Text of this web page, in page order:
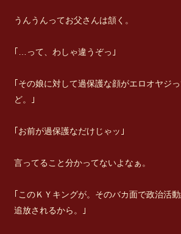
うんうんってお父さんは頷く。
｢…って、わしゃ違うぞっ｣
｢その娘に対して過保護な顔がエロオヤジ
ど。｣
｢お前が過保護なだけじゃッ｣
言ってること分かってないよなぁ。
｢このＫＹキングが。そのバカ面で政治活
追放されるから。｣